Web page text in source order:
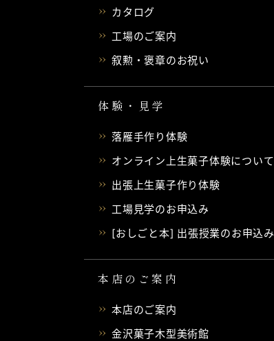
カタログ
工場のご案内
叙勲・褒章のお祝い
体験・見学
落雁手作り体験
オンライン上生菓子体験について
出張上生菓子作り体験
工場見学のお申込み
[おしごと本] 出張授業のお申込み
本店のご案内
本店のご案内
金沢菓子木型美術館